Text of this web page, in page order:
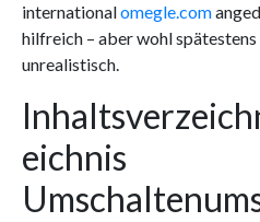
internationalomegle.com
hilfreich – aber wohl
unrealistisch.
eichnis